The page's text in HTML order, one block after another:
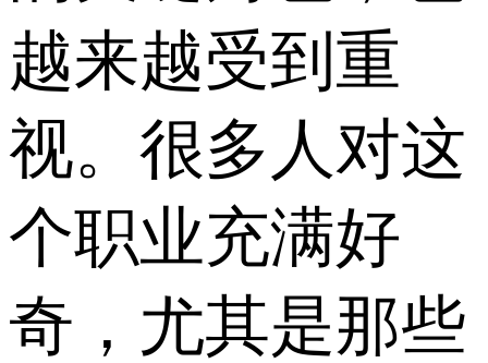
越来越受到重
视。很多人对这
个职业充满好
奇，尤其是那些